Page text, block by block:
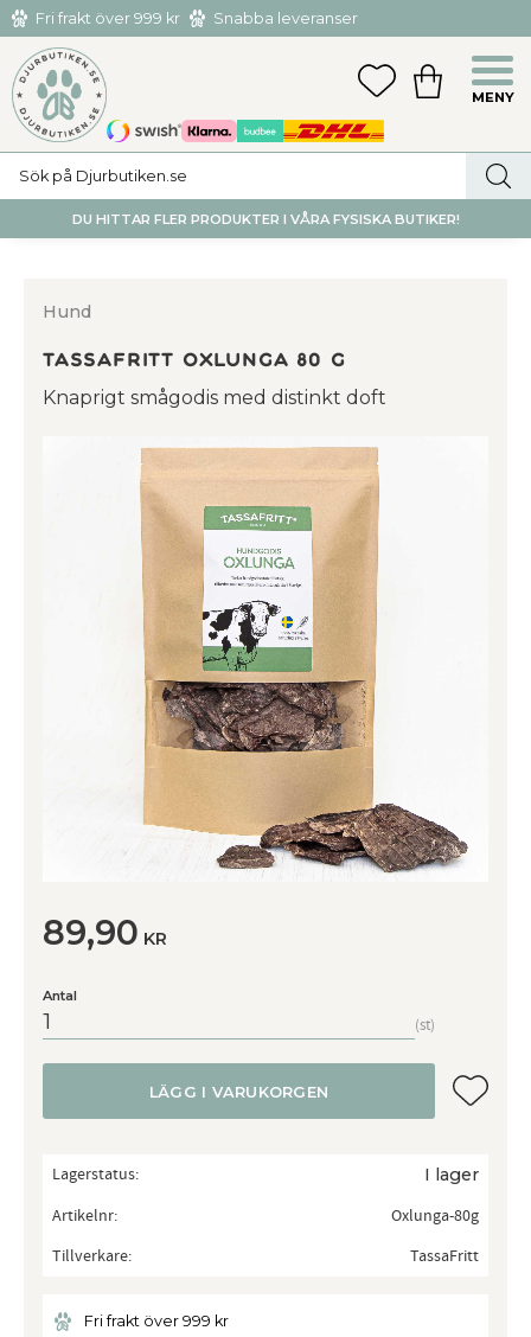
Meny
Fri frakt över 999 kr
Snabba leveranser
Hämta och returnera i butiken i Tumba eller Huddinge C
FAVORITER
KUNDVAGN
DU HITTAR FLER PRODUKTER I VÅRA FYSISKA BUTIKER!
Hund
Tassafritt Oxlunga 80 g
Knaprigt smågodis med distinkt doft
89,90 KR
Antal
st
LÄGG I VARUKORGEN Lägg
Lagerstatus I lager
Artikelnr
Oxlunga-80g
Tillverkare
TassaFritt
Fri frakt över 999 kr